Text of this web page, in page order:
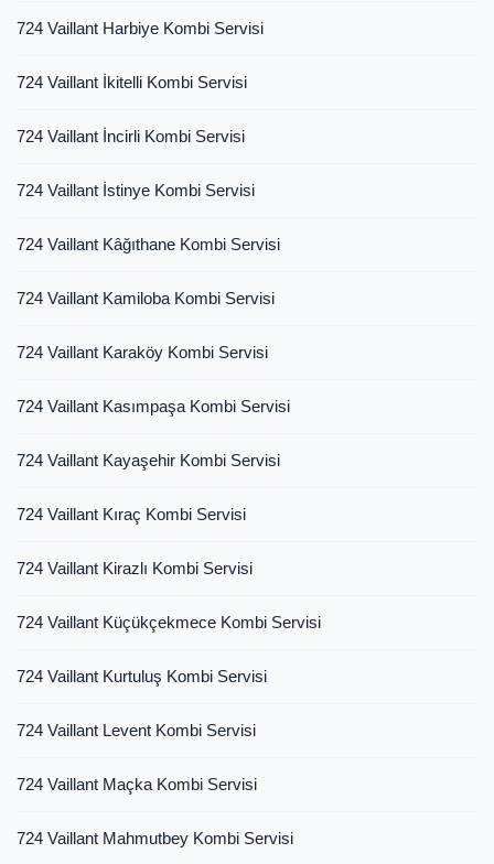
724 Vaillant Harbiye Kombi Servisi
724 Vaillant İkitelli Kombi Servisi
724 Vaillant İncirli Kombi Servisi
724 Vaillant İstinye Kombi Servisi
724 Vaillant Kâğıthane Kombi Servisi
724 Vaillant Kamiloba Kombi Servisi
724 Vaillant Karaköy Kombi Servisi
724 Vaillant Kasımpaşa Kombi Servisi
724 Vaillant Kayaşehir Kombi Servisi
724 Vaillant Kıraç Kombi Servisi
724 Vaillant Kirazlı Kombi Servisi
724 Vaillant Küçükçekmece Kombi Servisi
724 Vaillant Kurtuluş Kombi Servisi
724 Vaillant Levent Kombi Servisi
724 Vaillant Maçka Kombi Servisi
724 Vaillant Mahmutbey Kombi Servisi